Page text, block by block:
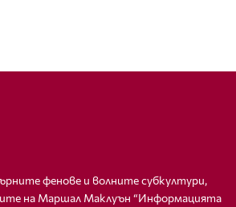
фенове и волните субкултури,
на Маршал Маклуън “Информацията